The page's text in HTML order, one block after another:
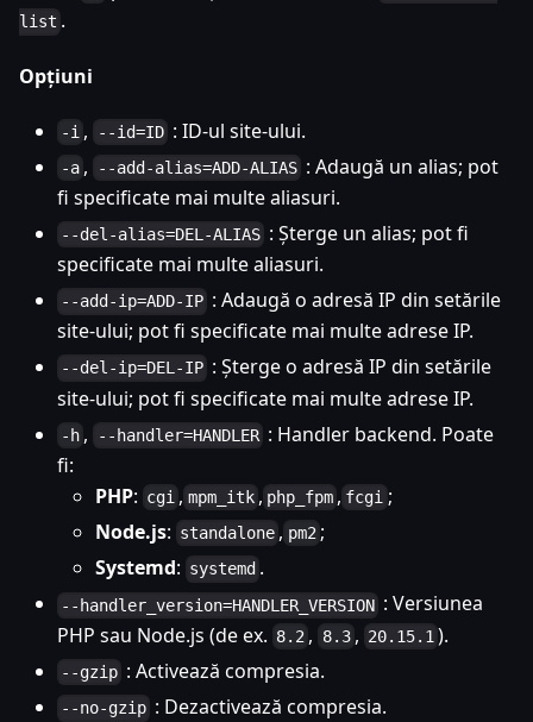
list .
Opțiuni
-i , --id=ID : ID-ul site-ului.
-a , --add-alias=ADD-ALIAS : Adaugă un alias; pot
fi specificate mai multe aliasuri.
--del-alias=DEL-ALIAS : Șterge un alias; pot fi
specificate mai multe aliasuri.
--add-ip=ADD-IP : Adaugă o adresă IP din setările
site-ului; pot fi specificate mai multe adrese IP.
--del-ip=DEL-IP : Șterge o adresă IP din setările
site-ului; pot fi specificate mai multe adrese IP.
-h , --handler=HANDLER : Handler backend. Poate
fi:
PHP: cgi , mpm_itk , php_fpm , fcgi ;
Node.js: standalone , pm2 ;
Systemd: systemd .
--handler_version=HANDLER_VERSION : Versiunea
PHP sau Node.js (de ex. 8.2 , 8.3 , 20.15.1 ).
--gzip : Activează compresia.
--no-gzip : Dezactivează compresia.